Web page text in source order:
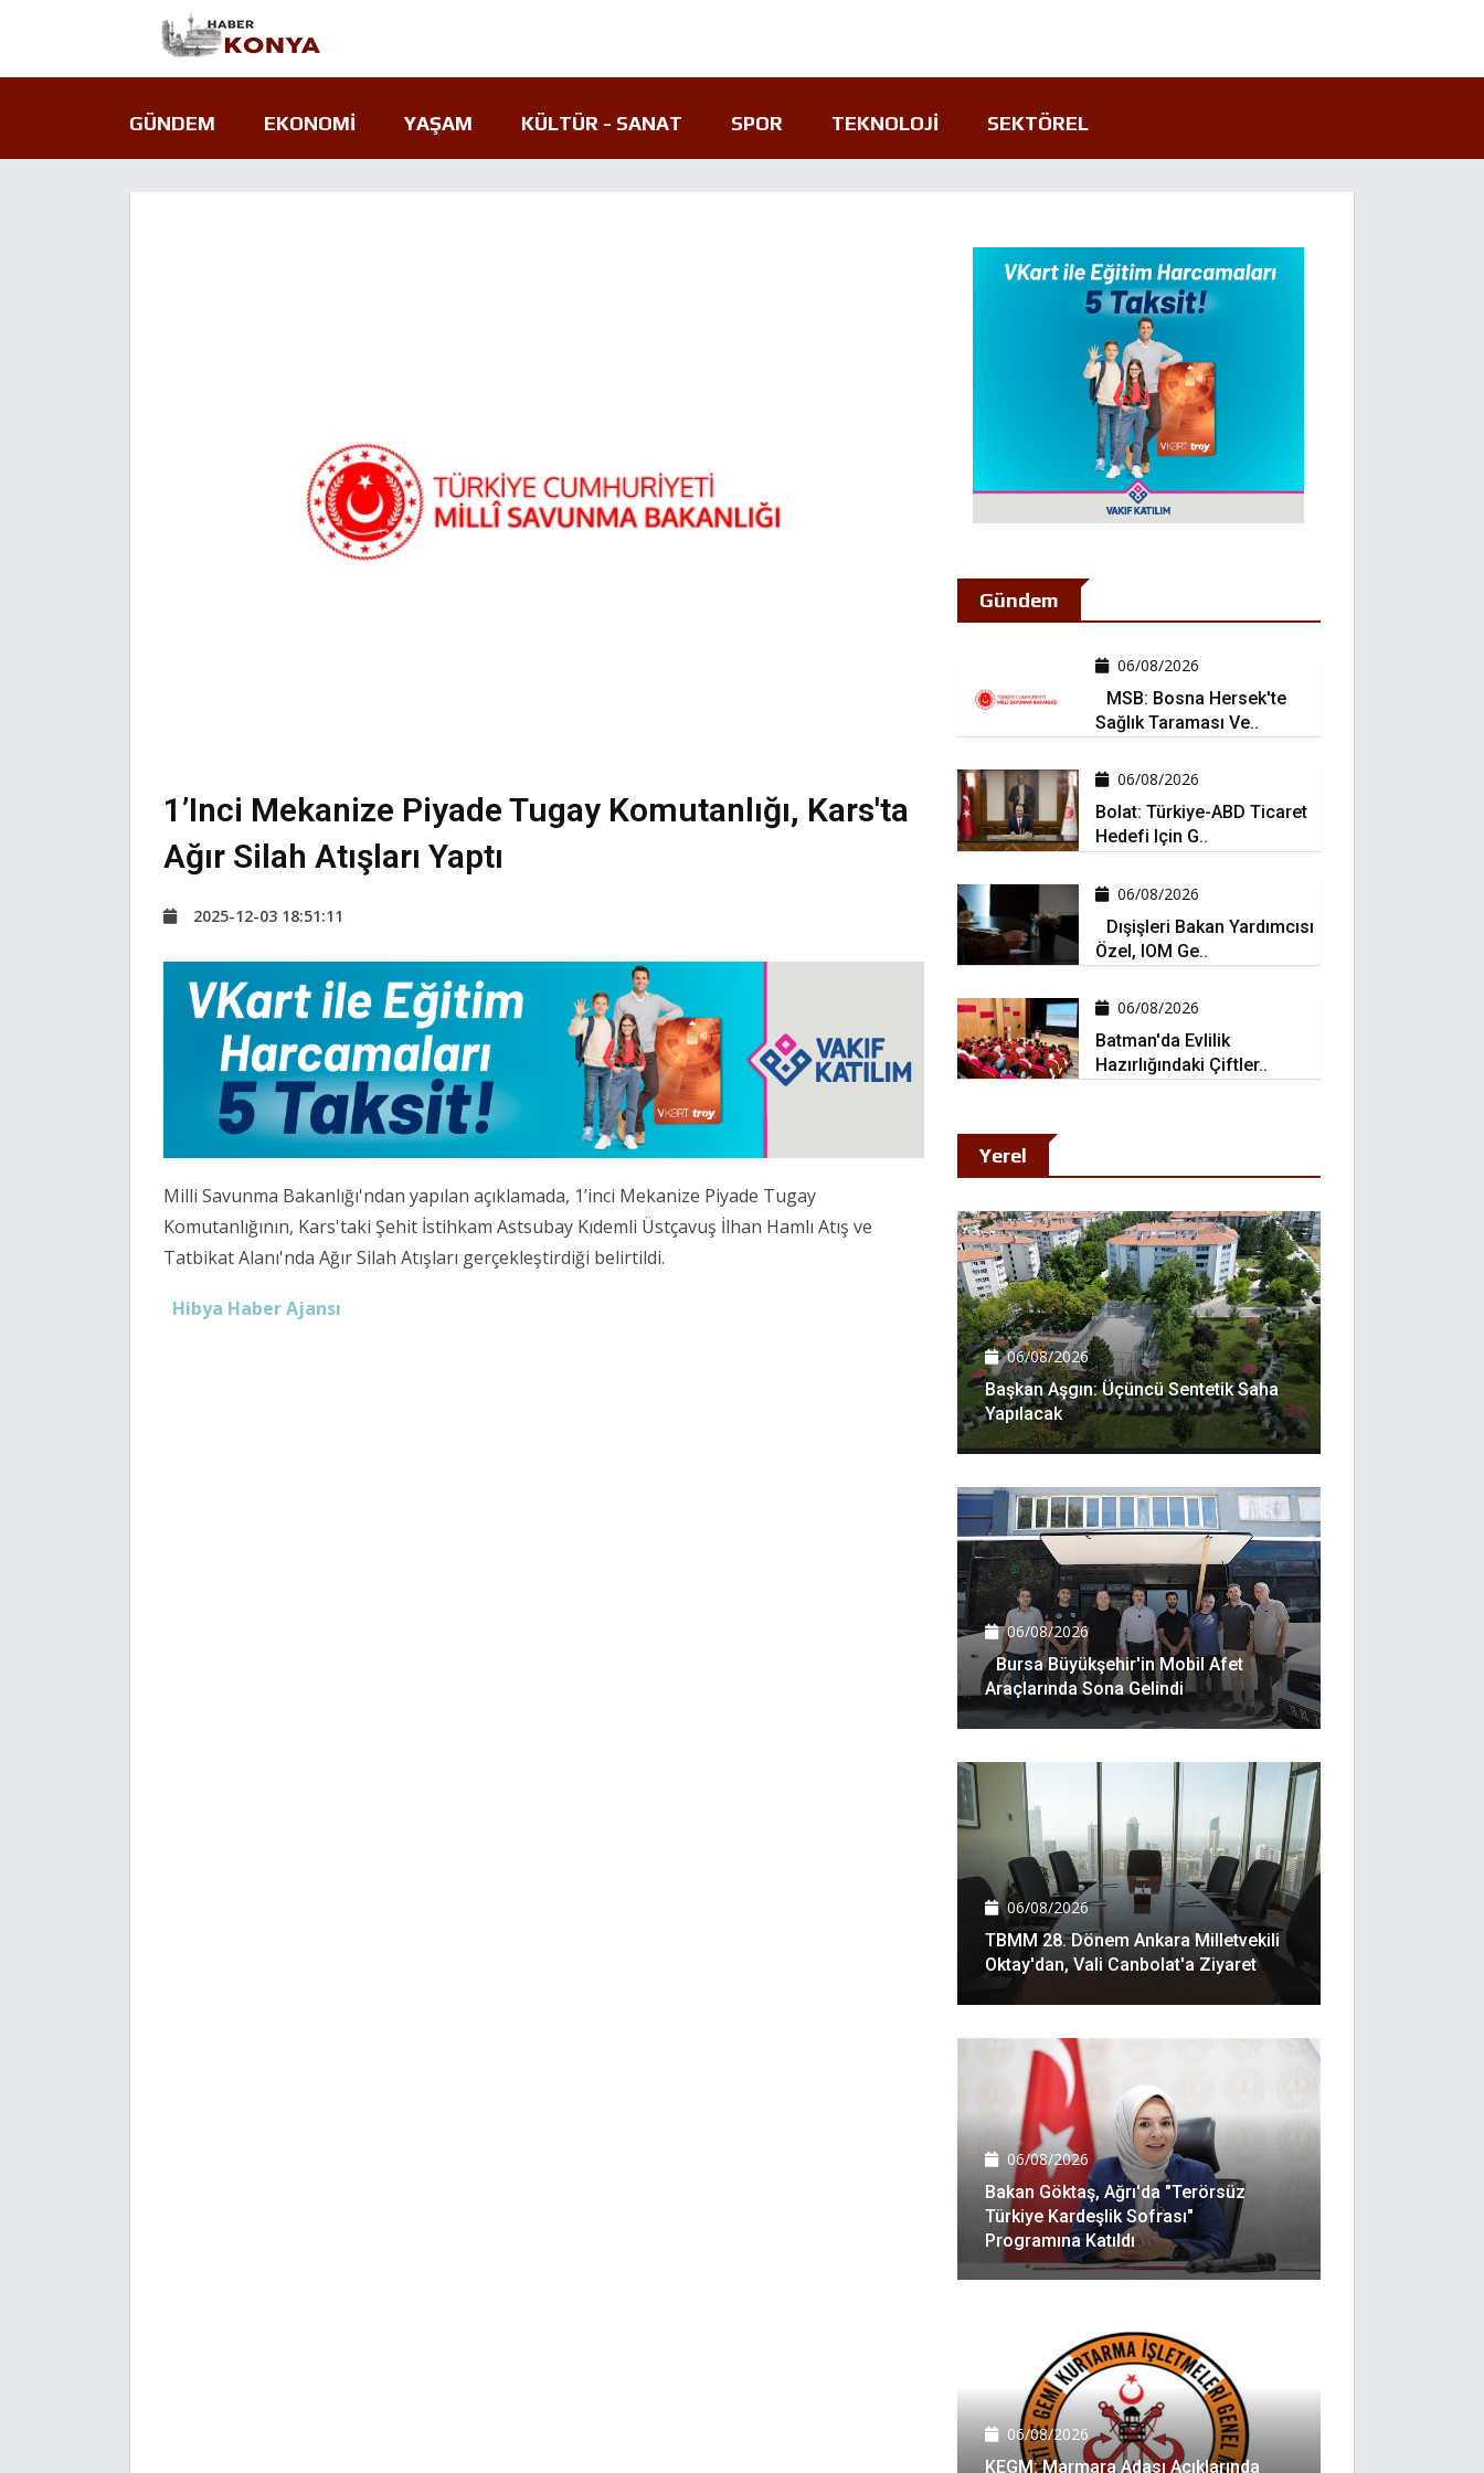
GÜNDEM EKONOMI YAŞAM KÜLTÜR - SANAT SPOR TEKNOLOJI SEKTÖREL
1’inci Mekanize Piyade Tugay Komutanlığı, Kars'ta
Ağır Silah Atışları Yaptı
2025-12-03 18:51:11
Milli Savunma Bakanlığı'ndan yapılan açıklamada, 1’inci Mekanize Piyade Tugay
Komutanlığının, Kars'taki Şehit İstihkam Astsubay Kıdemli Üstçavuş İlhan Hamlı Atış ve
Tatbikat Alanı'nda Ağır Silah Atışları gerçekleştirdiği belirtildi.
Hibya Haber Ajansı
Gündem
06/08/2026
MSB: Bosna Hersek'te
Sağlık Taraması Ve..
06/08/2026
Bolat: Türkiye-ABD Ticaret
Hedefi Için G..
06/08/2026
Dışişleri Bakan Yardımcısı
Özel, IOM Ge..
06/08/2026
Batman'da Evlilik
Hazırlığındaki Çiftler..
Yerel
06/08/2026
Başkan Aşgın: Üçüncü Sentetik Saha
Yapılacak
06/08/2026
Bursa Büyükşehir'in Mobil Afet
Araçlarında Sona Gelindi
06/08/2026
TBMM 28. Dönem Ankara Milletvekili
Oktay'dan, Vali Canbolat'a Ziyaret
06/08/2026
Bakan Göktaş, Ağrı'da "Terörsüz
Türkiye Kardeşlik Sofrası"
Programına Katıldı
06/08/2026
KEGM: Marmara Adası Açıklarında